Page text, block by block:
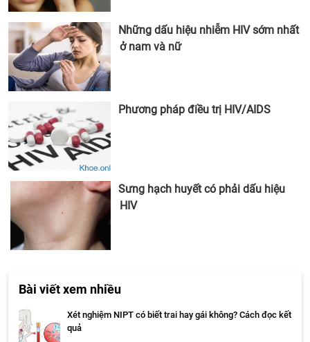
Những dấu hiệu nhiễm HIV sớm nhất
ở nam và nữ
Phương pháp điều trị HIV/AIDS
Sưng hạch huyết có phải dấu hiệu
HIV
Bài viết xem nhiều
Xét nghiệm NIPT có biết trai hay gái không? Cách đọc kết
quả